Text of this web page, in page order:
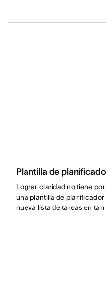
Plantilla de
Lograr claridad no tiene
una plantilla de
nueva lista de tareas en